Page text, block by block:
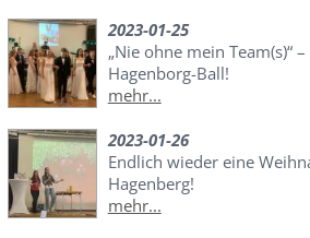
2023-01-25
„Nie ohne mein Team(s)“
Hagenborg-Ball!
mehr...
2023-01-26
Endlich wieder eine
Hagenberg!
mehr...